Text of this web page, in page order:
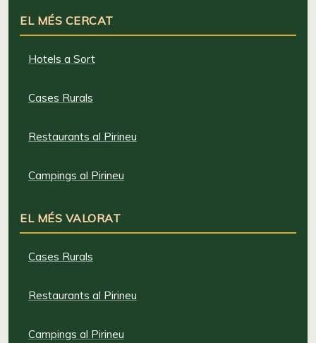
EL MÉS CERCAT
Hotels a Sort
Cases Rurals
Restaurants al Pirineu
Campings al Pirineu
EL MÉS VALORAT
Cases Rurals
Restaurants al Pirineu
Campings al Pirineu